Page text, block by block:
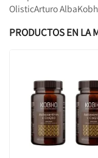
OlisticArturo Alba
PRODUCTOS EN LA